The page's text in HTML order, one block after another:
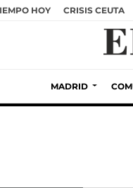
HOY CRISIS CEUTA
MADRID